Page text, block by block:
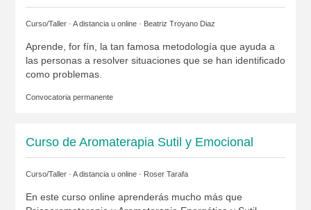
Curso/Taller · A distancia u online · Beatriz Troyano Diaz
Aprende, for fín, la tan famosa metodología que ayuda a
las personas a resolver situaciones que se han identificado
como problemas.
Convocatoria permanente
Curso de Aromaterapia Sutil y Emocional
Curso/Taller · A distancia u online · Roser Tarafa
En este curso online aprenderás mucho más que